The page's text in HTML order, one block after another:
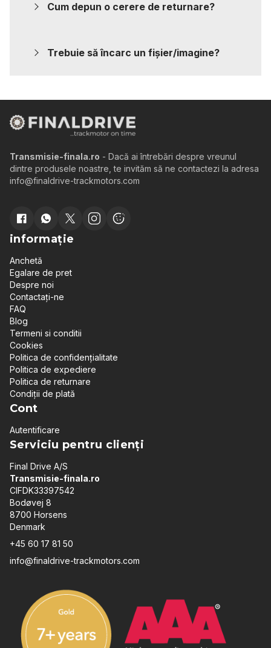
Cum depun o cerere de returnare?
Trebuie să încarc un fișier/imagine?
Transmisie-finala.ro - Dacă ai întrebări despre vreunul
dintre produsele noastre, te invităm să ne contactezi la adresa
info@finaldrive-trackmotors.com
informație
Anchetă
Egalare de pret
Despre noi
Contactați-ne
FAQ
Blog
Termeni si conditii
Cookies
Politica de confidențialitate
Politica de expediere
Politica de returnare
Condiții de plată
Cont
Autentificare
Serviciu pentru clienți
Final Drive A/S
Transmisie-finala.ro
CIFDK33397542
Bodøvej 8
8700 Horsens
Denmark
+45 60 17 81 50
info@finaldrive-trackmotors.com